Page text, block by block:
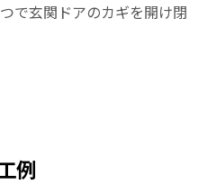
で玄関ドアのカギを開け閉
例